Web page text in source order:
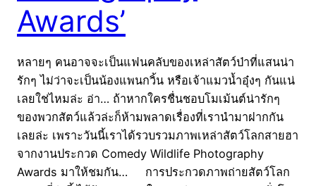
Awards’
หลายๆ คนอาจจะเป็นแฟนคลับของเหล่าสัตว์ป่าที่แสนน่า
รักๆ ไม่ว่าจะเป็นน้องแพนกวิ้น หรือเจ้าแมวน้ำอุ๋งๆ กันแน่
เลยใช่ไหมล่ะ อ่า… ถ้าหากใครชื่นชอบโมเม้นต์น่ารักๆ
ของพวกสัตว์แล้วล่ะก็ห้ามพลาดเรื่องที่เรานำมาฝากกัน
เลยล่ะ เพราะวันนี้เราได้รวบรวมภาพเหล่าสัตว์โลกสายฮา
จากงานประกวด Comedy Wildlife Photography
Awards มาให้ชมกัน… การประกวดภาพถ่ายสัตว์โลก